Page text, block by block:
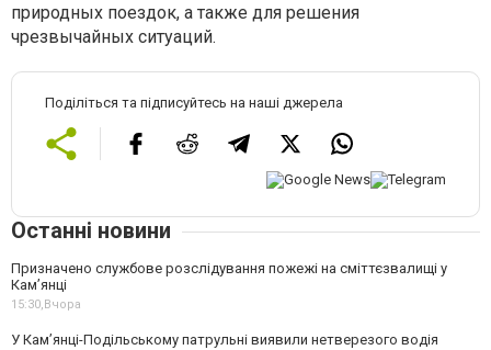
природных поездок, а также для решения
чрезвычайных ситуаций.
Поділіться та підписуйтесь на наші джерела
Останні новини
Призначено службове розслідування пожежі на сміттєзвалищі у
Кам’янці
15:30, Вчора
У Кам’янці-Подільському патрульні виявили нетверезого водія